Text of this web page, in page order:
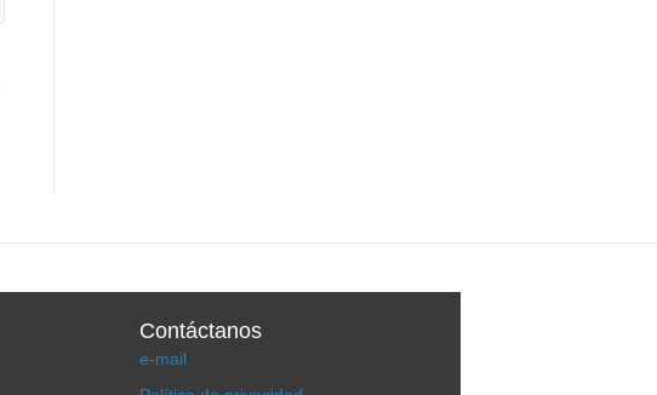
Contáctanos
e-mail